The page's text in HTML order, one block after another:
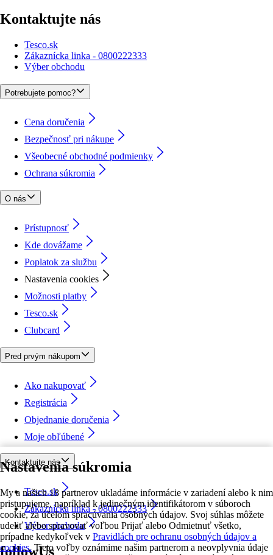
Nastavenia súkromia
My a našich 18 partnerov ukladáme informácie v zariadení alebo k nim
pristupujeme, napríklad k jedinečným identifikátorom v súboroch
cookie, za účelom spracúvania osobných údajov. Svoj súhlas môžete
udeliť alebo spravovať voľbou Prijať alebo Odmietnuť všetko,
prípadne kedykoľvek v Pravidlách pre ochranu osobných údajov a
cookies. Tieto voľby oznámime našim partnerom a neovplyvnia údaje
Kontaktujte nás
Tesco.sk
Zákaznícka linka - 0800222333
Výber obchodu
Potrebujete pomoc?
Cena doručenia
Bezpečnosť pri nákupe
Všeobecné obchodné podmienky
Ochrana súkromia
O nás
Prístupnosť
Kde dovážame
Poplatok za službu
Nastavenia cookies
Možnosti platby
Tesco.sk
Clubcard
Pred prvým nákupom
Ako nakupovať
Registrácia
Objednanie doručenia
Moje obľúbené
Kontaktujte nás
Tesco.sk
Zákaznícka linka - 0800222333
Výber obchodu
followUs